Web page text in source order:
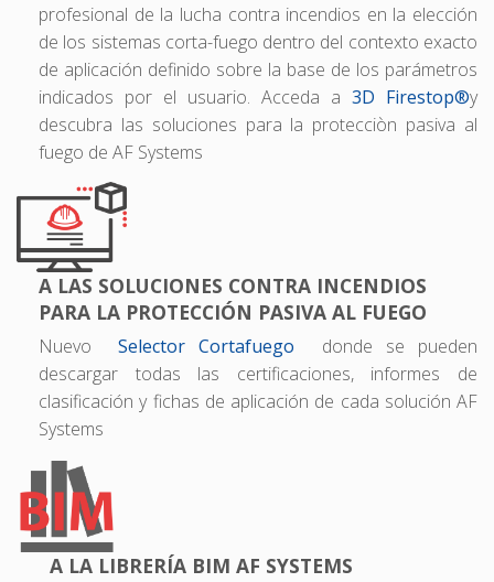
profesional de la lucha contra incendios en la elección
de los sistemas corta-fuego dentro del contexto exacto
de aplicación definido sobre la base de los parámetros
indicados por el usuario. Acceda a 3D Firestop®y
descubra las soluciones para la protecciòn pasiva al
fuego de AF Systems
A LAS SOLUCIONES CONTRA INCENDIOS
PARA LA PROTECCIÓN PASIVA AL FUEGO
NuevoSelector Cortafuego
donde se pueden
descargar todas las certificaciones, informes de
clasificación y fichas de aplicación de cada solución AF
Systems
A LA LIBRERÍA BIM AF SYSTEMS